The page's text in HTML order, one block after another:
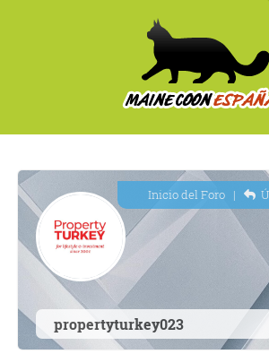
propertyturkey023
Inicio del Foro|